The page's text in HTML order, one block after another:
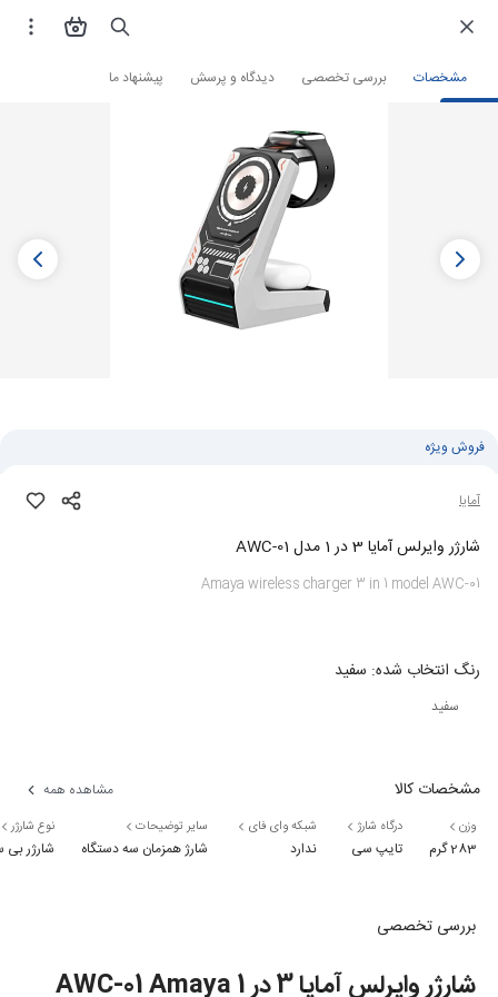
مشخصات بررسی تخصصی دیدگاه و پرسش پیشنهاد ما فروشگاه اینترنتی لوازم جانبی و قطعات موبایل شارژر گوشی شارژر وایرلس
فروش ویژه
آمایا
شارژر وایرلس آمایا 3 در 1 مدل AWC-01
Amaya wireless charger 3 in 1 model AWC-01
رنگ انتخاب شده: سفید
سفید
مشخصات کالا مشاهده همه
وزن
283 گرم
درگاه شارژ
تایپ سی
شبکه وای فای
ندارد
سایر توضیحات
شارژ همزمان سه دستگاه
نوع شارژر
شارژر بی
بررسی تخصصی
شارژر وایرلس آمایا 3 در 1 AWC-01 Amaya